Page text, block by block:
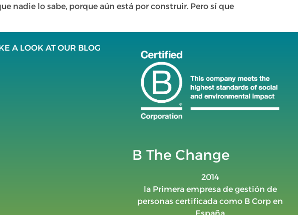
nadie lo sabe, porque aún está por construir. Pero sí que
A LOOK AT OUR BLOG
B The Change
2014
la Primera empresa de gestión de
personas certificada como B Corp en